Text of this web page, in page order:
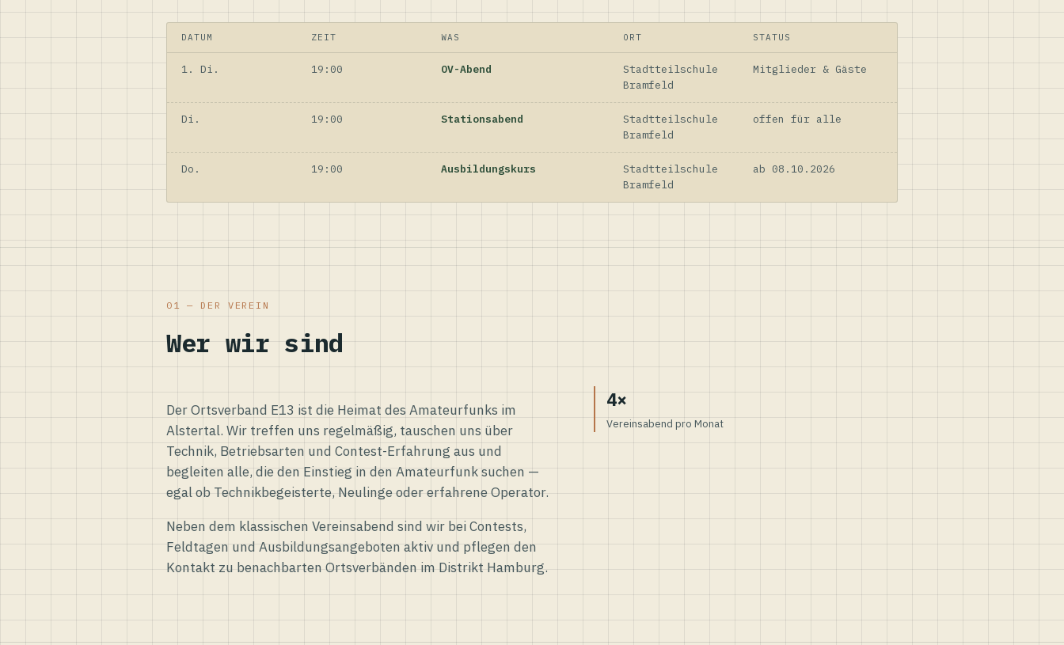
DATUM ZEIT WAS ORT STATUS
1. Di. 19:00 OV-Abend
Stadtteilschule
Bramfeld
Mitglieder & Gäste
Di. 19:00 Stationsabend
Stadtteilschule
Bramfeld
offen für alle
Do. 19:00 Ausbildungskurs
Stadtteilschule
Bramfeld
ab 08.10.2026
01 — DER VEREIN
Wer wir sind
Der Ortsverband E13 ist die Heimat des Amateurfunks im
Alstertal. Wir treffen uns regelmäßig, tauschen uns über
Technik, Betriebsarten und Contest-Erfahrung aus und
begleiten alle, die den Einstieg in den Amateurfunk suchen —
egal ob Technikbegeisterte, Neulinge oder erfahrene Operator.
Neben dem klassischen Vereinsabend sind wir bei Contests,
Feldtagen und Ausbildungsangeboten aktiv und pflegen den
Kontakt zu benachbarten Ortsverbänden im Distrikt Hamburg.
4×
Vereinsabend pro Monat